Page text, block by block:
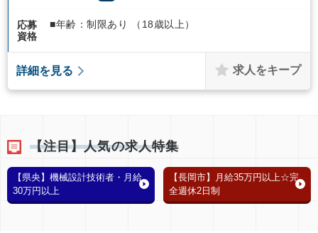
応募
資格
■年齢：制限あり （18歳以上）
詳細を見る 求人をキープ
【注目】人気の求人特集
【県央】機械設計技術者・月給
30万円以上
【長岡市】月給35万円以上☆完
全週休2日制